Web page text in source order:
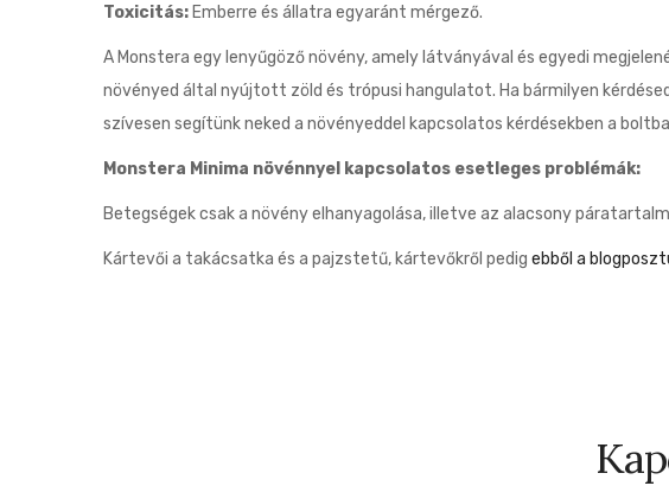
Toxicitás: Emberre és állatra egyaránt mérgező.
A Monstera egy lenyűgöző növény, amely látványával és egyedi
növényed által nyújtott zöld és trópusi hangulatot. Ha bármilyen
szívesen segítünk neked a növényeddel kapcsolatos kérdésekben a
Monstera Minima növénnyel kapcsolatos esetleges problémák:
Betegségek csak a növény elhanyagolása, illetve az alacsony
Kártevői a takácsatka és a pajzstetű, kártevőkről pedig ebből a